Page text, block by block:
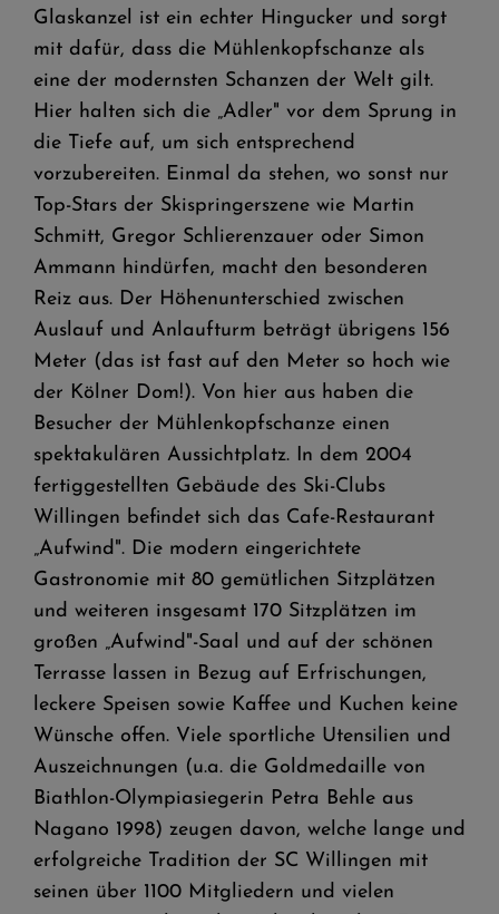
Glaskanzel ist ein echter Hingucker und sorgt
mit dafür, dass die Mühlenkopfschanze als
eine der modernsten Schanzen der Welt gilt.
Hier halten sich die „Adler" vor dem Sprung in
die Tiefe auf, um sich entsprechend
vorzubereiten. Einmal da stehen, wo sonst nur
Top-Stars der Skispringerszene wie Martin
Schmitt, Gregor Schlierenzauer oder Simon
Ammann hindürfen, macht den besonderen
Reiz aus. Der Höhenunterschied zwischen
Auslauf und Anlaufturm beträgt übrigens 156
Meter (das ist fast auf den Meter so hoch wie
der Kölner Dom!). Von hier aus haben die
Besucher der Mühlenkopfschanze einen
spektakulären Aussichtplatz. In dem 2004
fertiggestellten Gebäude des Ski-Clubs
Willingen befindet sich das Cafe-Restaurant
„Aufwind". Die modern eingerichtete
Gastronomie mit 80 gemütlichen Sitzplätzen
und weiteren insgesamt 170 Sitzplätzen im
großen „Aufwind"-Saal und auf der schönen
Terrasse lassen in Bezug auf Erfrischungen,
leckere Speisen sowie Kaffee und Kuchen keine
Wünsche offen. Viele sportliche Utensilien und
Auszeichnungen (u.a. die Goldmedaille von
Biathlon-Olympiasiegerin Petra Behle aus
Nagano 1998) zeugen davon, welche lange und
erfolgreiche Tradition der SC Willingen mit
seinen über 1100 Mitgliedern und vielen